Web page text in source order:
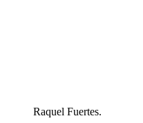
Raquel Fuertes.